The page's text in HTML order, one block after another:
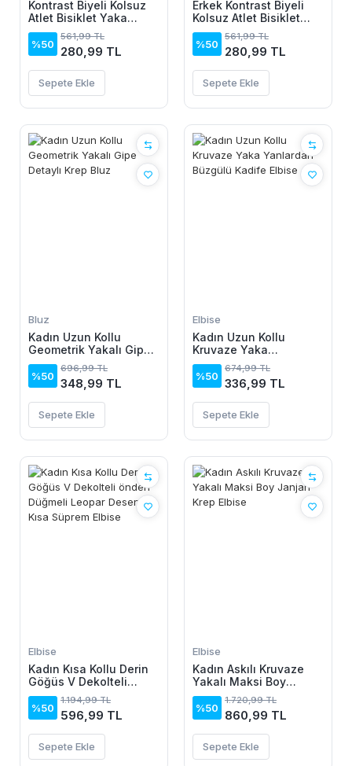
Kontrast Biyeli Kolsuz
Atlet Bisiklet Yaka
Yazlık Basic Atlet -
Turkuaz
%50
561,99 TL
280,99 TL
Sepete Ekle
Erkek Kontrast Biyeli
Kolsuz Atlet Bisiklet
Yaka Yazlık Basic Atlet
- Turkuaz
%50
561,99 TL
280,99 TL
Sepete Ekle
Bluz
Kadın Uzun Kollu
Geometrik Yakalı Gipe
Detaylı Krep Bluz
%50
696,99 TL
348,99 TL
Sepete Ekle
Elbise
Kadın Uzun Kollu
Kruvaze Yaka
Yanlardan Büzgülü
Kadife Elbise
%50
674,99 TL
336,99 TL
Sepete Ekle
Elbise
Kadın Kısa Kollu Derin
Göğüs V Dekolteli
önden Düğmeli Leopar
Desenli Kısa Süprem
Elbise
%50
1.194,99 TL
596,99 TL
Sepete Ekle
Elbise
Kadın Askılı Kruvaze
Yakalı Maksi Boy
Janjan Krep Elbise
%50
1.720,99 TL
860,99 TL
Sepete Ekle